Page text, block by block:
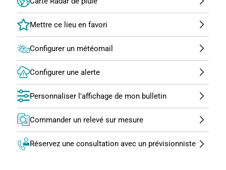
Configurer un météomail
Configurer une alerte
Personnaliser l'affichage de mon bulletin
Commander un relevé sur mesure
Réservez une consultation avec un prévisionniste